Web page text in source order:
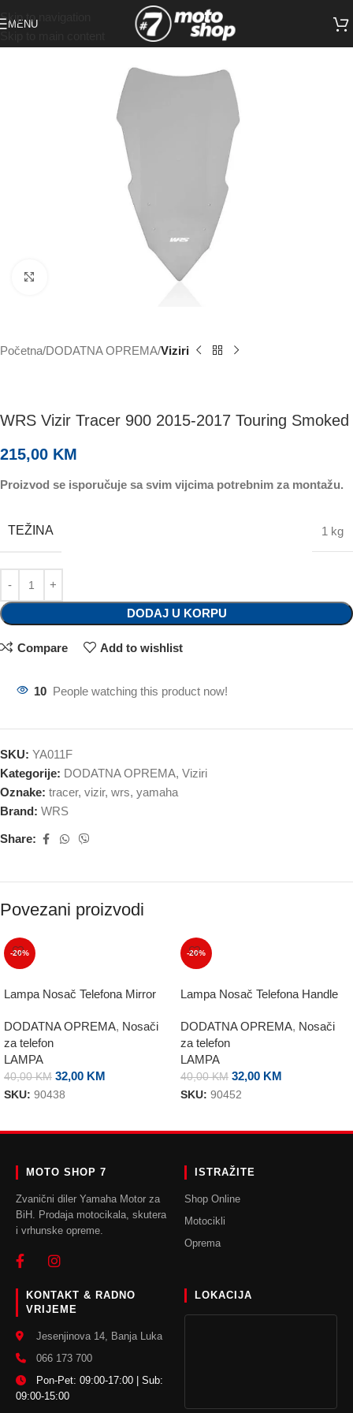
Skip to navigation
MENU
Početna DODATNA OPREMA Viziri
WRS Vizir Tracer 900 2015-2017 Touring Smoked
215,00 KM
Proizvod se isporučuje sa svim vijcima potrebnim za montažu.
TEŽINA 1 kg
DODAJ U KORPU
Compare Add to wishlist
10 People watching this product now!
SKU: YA011F
Kategorije: DODATNA OPREMA, Viziri
Oznake: tracer, vizir, wrs, yamaha
Brand: WRS
Share:
Povezani proizvodi
-20%
Lampa Nosač Telefona Mirror
DODATNA OPREMA, Nosači
za telefon
LAMPA
40,00KM 32,00 KM
SKU: 90438
-20%
Lampa Nosač Telefona Handle
DODATNA OPREMA, Nosači
za telefon
LAMPA
40,00KM 32,00 KM
SKU: 90452
MOTO SHOP 7
Zvanični diler Yamaha Motor za
BiH. Prodaja motocikala, skutera
i vrhunske opreme.
ISTRAŽITE
Shop Online
Motocikli
Oprema
KONTAKT & RADNO
VRIJEME
Jesenjinova 14, Banja Luka
066 173 700
Pon-Pet: 09:00-17:00 | Sub:
09:00-15:00
LOKACIJA